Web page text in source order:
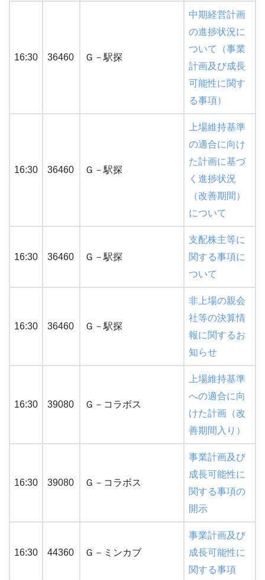
16:30 36460 Ｇ－駅探
中期経営計画
の進捗状況に
ついて（事業
計画及び成長
可能性に関す
る事項）
16:30 36460 Ｇ－駅探
上場維持基準
の適合に向け
た計画に基づ
く進捗状況
（改善期間）
について
16:30 36460 Ｇ－駅探
支配株主等に
関する事項に
ついて
16:30 36460 Ｇ－駅探
非上場の親会
社等の決算情
報に関するお
知らせ
16:30 39080 Ｇ－コラボス
上場維持基準
への適合に向
けた計画（改
善期間入り）
16:30 39080 Ｇ－コラボス
事業計画及び
成長可能性に
関する事項の
開示
16:30 44360 Ｇ－ミンカブ
事業計画及び
成長可能性に
関する事項